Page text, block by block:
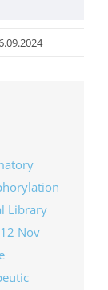
и
обяд и
някои
как
Library
Nov